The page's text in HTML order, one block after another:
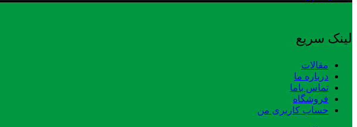
لینک سریع
مقالات
درباره ما
تماس باما
فروشگاه
حساب کاربری من